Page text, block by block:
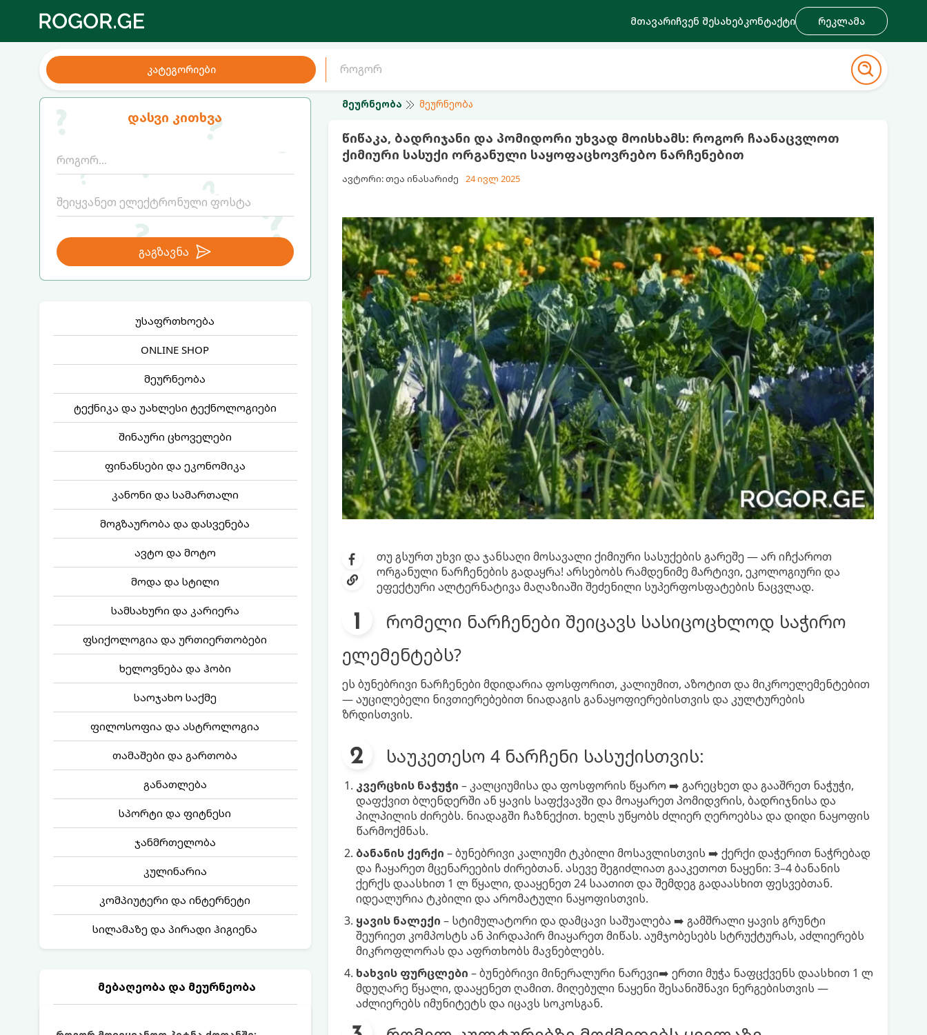
მთავარიჩვენ შესახებკონტაქტი რეკლამა
კატეგორიები
დასვი კითხვა
გაგზავნა
უსაფრთხოება
ONLINE SHOP
მეურნეობა
ტექნიკა და უახლესი ტექნოლოგიები
შინაური ცხოველები
ფინანსები და ეკონომიკა
კანონი და სამართალი
მოგზაურობა და დასვენება
ავტო და მოტო
მოდა და სტილი
სამსახური და კარიერა
ფსიქოლოგია და ურთიერთობები
ხელოვნება და ჰობი
საოჯახო საქმე
ფილოსოფია და ასტროლოგია
თამაშები და გართობა
განათლება
სპორტი და ფიტნესი
ჯანმრთელობა
კულინარია
კომპიუტერი და ინტერნეტი
სილამაზე და პირადი ჰიგიენა
მებაღეობა და მეურნეობა
მეურნეობა მეურნეობა
წიწაკა, ბადრიჯანი და პომიდორი უხვად მოისხამს: როგორ ჩაანაცვლოთ
ქიმიური სასუქი ორგანული საყოფაცხოვრებო ნარჩენებით
ავტორი: თეა ინასარიძე 24 ივლ 2025
თუ გსურთ უხვი და ჯანსაღი მოსავალი ქიმიური სასუქების გარეშე — არ იჩქაროთ
ორგანული ნარჩენების გადაყრა! არსებობს რამდენიმე მარტივი, ეკოლოგიური და
ეფექტური ალტერნატივა მაღაზიაში შეძენილი სუპერფოსფატების ნაცვლად.
რომელი ნარჩენები შეიცავს სასიცოცხლოდ საჭირო
ელემენტებს?
ეს ბუნებრივი ნარჩენები მდიდარია ფოსფორით, კალიუმით, აზოტით და მიკროელემენტებით
— აუცილებელი ნივთიერებებით ნიადაგის განაყოფიერებისთვის და კულტურების
ზრდისთვის.
საუკეთესო 4 ნარჩენი სასუქისთვის:
კვერცხის ნაჭუჭი – კალციუმისა და ფოსფორის წყარო ➡️ გარეცხეთ და გააშრეთ ნაჭუჭი,
დაფქვით ბლენდერში ან ყავის საფქვავში და მოაყარეთ პომიდვრის, ბადრიჯნისა და
პილპილის ძირებს. ნიადაგში ჩაზნექით. ხელს უწყობს ძლიერ ღეროებსა და დიდი ნაყოფის
წარმოქმნას.
ბანანის ქერქი – ბუნებრივი კალიუმი ტკბილი მოსავლისთვის ➡️ ქერქი დაჭერით ნაჭრებად
და ჩაყარეთ მცენარეების ძირებთან. ასევე შეგიძლიათ გააკეთოთ ნაყენი: 3–4 ბანანის
ქერქს დაასხით 1 ლ წყალი, დააყენეთ 24 საათით და შემდეგ გადაასხით ფესვებთან.
იდეალურია ტკბილი და არომატული ნაყოფისთვის.
ყავის ნალექი – სტიმულატორი და დამცავი საშუალება ➡️ გამშრალი ყავის გრუნტი
შეურიეთ კომპოსტს ან პირდაპირ მიაყარეთ მიწას. აუმჯობესებს სტრუქტურას, აძლიერებს
მიკროფლორას და აფრთხობს მავნებლებს.
ხახვის ფურცლები – ბუნებრივი მინერალური ნარევი➡️ ერთი მუჭა ნაფცქვენს დაასხით 1 ლ
მდუღარე წყალი, დააყენეთ ღამით. მიღებული ნაყენი შესანიშნავი ნერგებისთვის —
აძლიერებს იმუნიტეტს და იცავს სოკოსგან.